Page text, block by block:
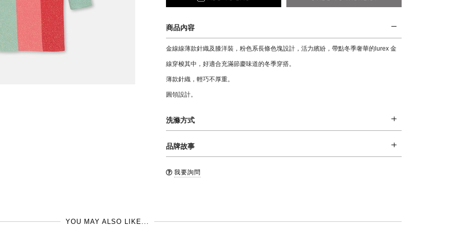
商品內容
金線線薄款針織及膝洋裝，粉色系長條色塊設計，活力繽紛，帶點冬季奢華的lurex 金
線穿梭其中，好適合充滿節慶味道的冬季穿搭。
薄款針織，輕巧不厚重。
圓領設計。
洗滌方式
品牌國: 英國
品牌故事
反映出設計師 Stella McCartney 經典的美感及強烈的道德觀，一系列的服飾都是採用最
我要詢問
YOU MAY ALSO LIKE...